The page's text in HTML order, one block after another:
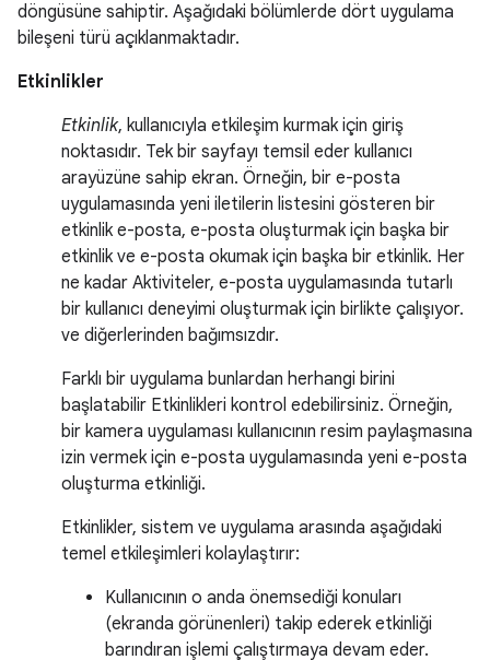
döngüsüne sahiptir. Aşağıdaki bölümlerde dört uygulama
bileşeni türü açıklanmaktadır.
Etkinlikler
Etkinlik, kullanıcıyla etkileşim kurmak için giriş
noktasıdır. Tek bir sayfayı temsil eder kullanıcı
arayüzüne sahip ekran. Örneğin, bir e-posta
uygulamasında yeni iletilerin listesini gösteren bir
etkinlik e-posta, e-posta oluşturmak için başka bir
etkinlik ve e-posta okumak için başka bir etkinlik. Her
ne kadar Aktiviteler, e-posta uygulamasında tutarlı
bir kullanıcı deneyimi oluşturmak için birlikte çalışıyor.
ve diğerlerinden bağımsızdır.
Farklı bir uygulama bunlardan herhangi birini
başlatabilir Etkinlikleri kontrol edebilirsiniz. Örneğin,
bir kamera uygulaması kullanıcının resim paylaşmasına
izin vermek için e-posta uygulamasında yeni e-posta
oluşturma etkinliği.
Etkinlikler, sistem ve uygulama arasında aşağıdaki
temel etkileşimleri kolaylaştırır:
Kullanıcının o anda önemsediği konuları
(ekranda görünenleri) takip ederek etkinliği
barındıran işlemi çalıştırmaya devam eder.